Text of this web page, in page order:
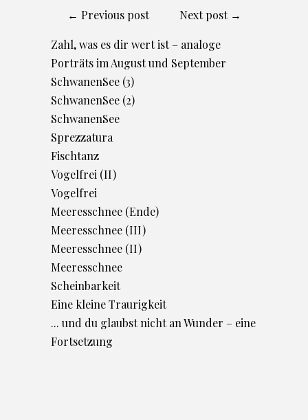
← Previous post Next post →
Zahl, was es dir wert ist – analoge
Porträts im August und September
SchwanenSee (3)
SchwanenSee (2)
SchwanenSee
Sprezzatura
Fischtanz
Vogelfrei (II)
Vogelfrei
Meeresschnee (Ende)
Meeresschnee (III)
Meeresschnee (II)
Meeresschnee
Scheinbarkeit
Eine kleine Traurigkeit
... und du glaubst nicht an Wunder – eine
Fortsetzung